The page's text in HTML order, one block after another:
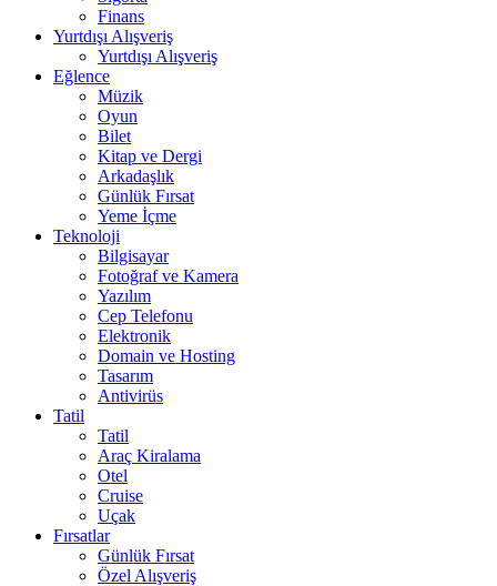
Finans
Yurtdışı Alışveriş
Yurtdışı Alışveriş
Eğlence
Müzik
Oyun
Bilet
Kitap ve Dergi
Arkadaşlık
Günlük Fırsat
Yeme İçme
Teknoloji
Bilgisayar
Fotoğraf ve Kamera
Yazılım
Cep Telefonu
Elektronik
Domain ve Hosting
Tasarım
Antivirüs
Tatil
Tatil
Araç Kiralama
Otel
Cruise
Uçak
Fırsatlar
Günlük Fırsat
Özel Alışveriş